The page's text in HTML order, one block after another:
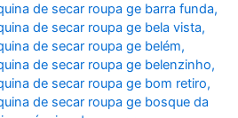
de secar roupa ge barra funda,
de secar roupa ge bela vista,
de secar roupa ge belém,
de secar roupa ge belenzinho,
de secar roupa ge bom retiro,
de secar roupa ge bosque da